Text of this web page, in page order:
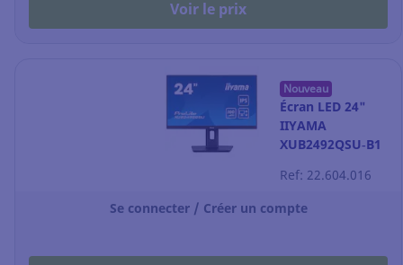
Voir le prix
Nouveau
Écran LED 24"
IIYAMA
XUB2492QSU‑B1
Ref: 22.604.016
Se connecter / Créer un compte